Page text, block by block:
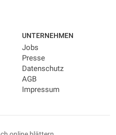
UNTERNEHMEN
Jobs
Presse
Datenschutz
AGB
Impressum